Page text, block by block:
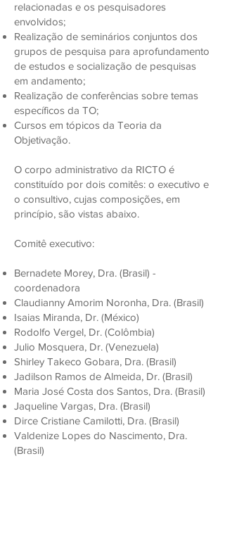
relacionadas e os pesquisadores
envolvidos;
Realização de seminários conjuntos dos
grupos de pesquisa para aprofundamento
de estudos e socialização de pesquisas
em andamento;
Realização de conferências sobre temas
específicos da TO;
Cursos em tópicos da Teoria da
Objetivação.
O corpo administrativo da RICTO é
constituído por dois comitês: o executivo e
o consultivo, cujas composições, em
princípio, são vistas abaixo.
Comitê executivo:
Bernadete Morey, Dra. (Brasil) -
coordenadora
Claudianny Amorim Noronha, Dra. (Brasil)
Isaias Miranda, Dr. (México)
Rodolfo Vergel, Dr. (Colômbia)
Julio Mosquera, Dr. (Venezuela)
Shirley Takeco Gobara, Dra. (Brasil)
Jadilson Ramos de Almeida, Dr. (Brasil)
Maria José Costa dos Santos, Dra. (Brasil)
Jaqueline Vargas, Dra. (Brasil)
Dirce Cristiane Camilotti, Dra. (Brasil)
Valdenize Lopes do Nascimento, Dra.
(Brasil)